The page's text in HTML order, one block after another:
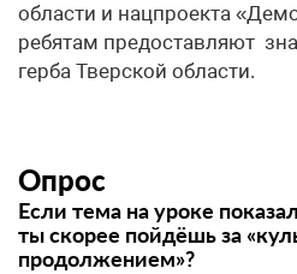
области и нацпроекта
ребятам предоставляют
герба Тверской области.
Опрос
Если тема на уроке
ты скорее пойдёшь за
продолжением»?